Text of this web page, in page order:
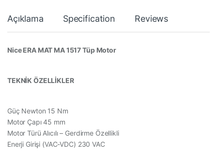
Açıklama Specification Reviews
Nice ERA MAT MA 1517 Tüp Motor
TEKNİK ÖZELLİKLER
Güç Newton 15 Nm
Motor Çapı 45 mm
Motor Türü Alıcılı – Gerdirme Özellikli
Enerji Girişi (VAC-VDC) 230 VAC